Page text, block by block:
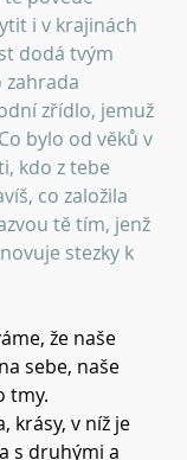
i v krajinách
dodá tvým
zahrada
zřídlo, jemuž
bylo od věků v
kdo z tebe
co založila
tě tím, jenž
stezky k
že naše
sebe, naše
tmy.
krásy, v níž je
s druhými a